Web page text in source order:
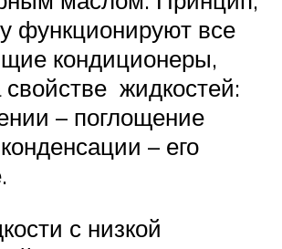
функционируют все
кондиционеры,
свойстве жидкостей:
– поглощение
– его
с низкой